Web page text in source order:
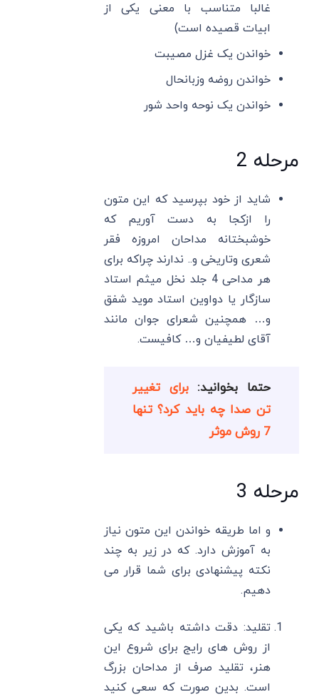
غالبا متناسب با معنی یکی از
ابیات قصیده است)
خواندن یک غزل مصیبت
خواندن روضه وزبانحال
خواندن یک نوحه واحد شور
مرحله 2
شاید از خود بپرسید که این متون
را ازکجا به دست آوریم که
خوشبختانه مداحان امروزه فقر
شعری وتاریخی و.. ندارند چراکه برای
هر مداحی 4 جلد نخل میثم استاد
سازگار یا دواوین استاد موید شفق
و… همچنین شعرای جوان مانند
آقای لطیفیان و… کافیست.
حتما بخوانید:برای تغییر
تن صدا چه باید کرد؟ تنها
7 روش موثر
مرحله 3
و اما طریقه خواندن این متون نیاز
به آموزش دارد. که در زیر به چند
نکته پیشنهادی برای شما قرار می
دهیم.
تقلید: دقت داشته باشید که یکی
از روش های رایج برای شروع این
هنر، تقلید صرف از مداحان بزرگ
است. بدین صورت که سعی کنید